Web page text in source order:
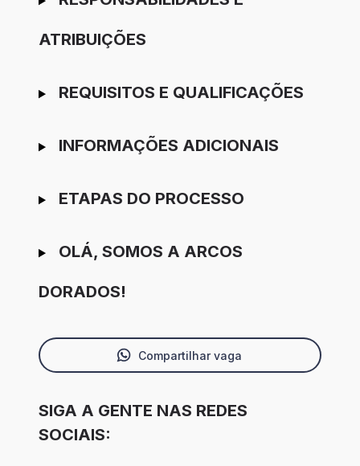
ATRIBUIÇÕES
REQUISITOS E QUALIFICAÇÕES
INFORMAÇÕES ADICIONAIS
ETAPAS DO PROCESSO
OLÁ, SOMOS A ARCOS
DORADOS!
Compartilhar vaga
SIGA A GENTE NAS REDES
SOCIAIS: